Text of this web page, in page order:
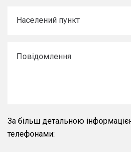
За більш детальною
телефонами: